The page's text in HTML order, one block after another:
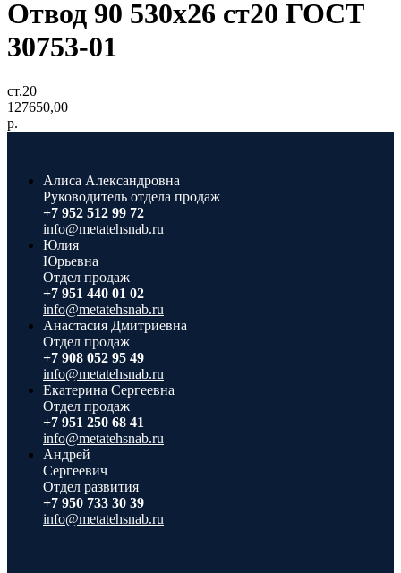
Отвод 90 530х26 ст20 ГОСТ
30753-01
ст.20
127650,00
р.
Алиса Александровна
Руководитель отдела продаж
+7 952 512 99 72
info@metatehsnab.ru
Юлия
Юрьевна
Отдел продаж
+7 951 440 01 02
info@metatehsnab.ru
Анастасия Дмитриевна
Отдел продаж
+7 908 052 95 49
info@metatehsnab.ru
Екатерина Сергеевна
Отдел продаж
+7 951 250 68 41
info@metatehsnab.ru
Андрей
Сергеевич
Отдел развития
+7 950 733 30 39
info@metatehsnab.ru